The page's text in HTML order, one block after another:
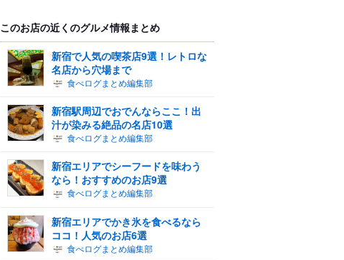
このお店の近くのグルメ情報まとめ
新宿で人気の喫茶店9選！レトロな
名店から穴場まで
食べログまとめ編集部
新宿駅周辺でおでんならここ！出
汁が染みる絶品の名店10選
食べログまとめ編集部
新宿エリアでシーフードを味わう
なら！おすすめのお店9選
食べログまとめ編集部
新宿エリアでかき氷を食べるなら
ココ！人気のお店6選
食べログまとめ編集部